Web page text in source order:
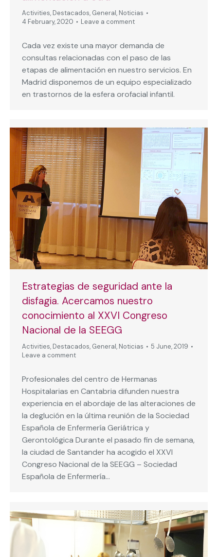
Activities, Destacados, General, Noticias
4 February, 2020
Leave a comment
Cada vez existe una mayor demanda de
consultas relacionadas con el paso de las
etapas de alimentación en nuestro servicios. En
Madrid disponemos de un equipo especializado
en trastornos de la esfera orofacial infantil.
Estrategias de seguridad ante la
disfagia. Acercamos nuestro
conocimiento al XXVI Congreso
Nacional de la SEEGG
Activities, Destacados, General, Noticias
5 June, 2019
Leave a comment
Profesionales del centro de Hermanas
Hospitalarias en Cantabria difunden nuestra
experiencia en el abordaje de las alteraciones de
la deglución en la última reunión de la Sociedad
Española de Enfermería Geriátrica y
Gerontológica Durante el pasado fin de semana,
la ciudad de Santander ha acogido el XXVI
Congreso Nacional de la SEEGG – Sociedad
Española de Enfermería…